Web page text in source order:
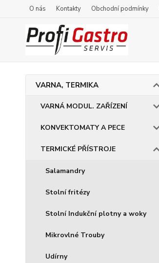
O nás Kontakty Obchodní podmínky
VARNA, TERMIKA
VARNÁ MODUL. ZAŘÍZENÍ
KONVEKTOMATY A PECE
TERMICKÉ PŘÍSTROJE
Salamandry
Stolní fritézy
Stolní Indukční plotny a woky
Mikrovlné Trouby
Udírny